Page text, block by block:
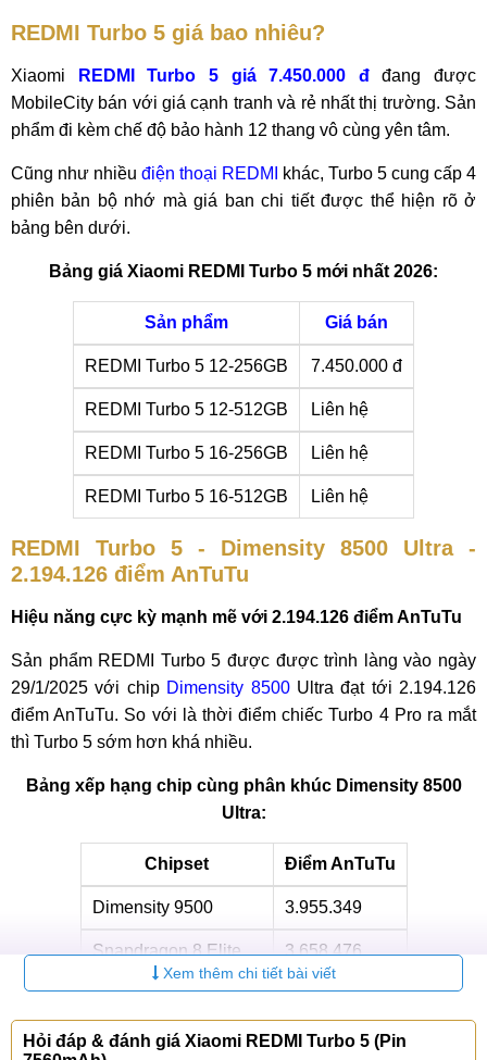
REDMI Turbo 5 giá bao nhiêu?
Xiaomi REDMI Turbo 5 giá 7.450.000 đđang được
MobileCity bán với giá cạnh tranh và rẻ nhất thị trường. Sản
phẩm đi kèm chế độ bảo hành 12 thang vô cùng yên tâm.
Cũng như nhiều điện thoại REDMI
khác, Turbo 5 cung cấp 4
phiên bản bộ nhớ mà giá ban chi tiết được thể hiện rõ ở
bảng bên dưới.
Bảng giá Xiaomi REDMI Turbo 5 mới nhất 2026:
Sản phẩm Giá bán
REDMI Turbo 5 12-256GB 7.450.000 đ
REDMI Turbo 5 12-512GB Liên hệ
REDMI Turbo 5 16-256GB Liên hệ
REDMI Turbo 5 16-512GB Liên hệ
REDMI Turbo 5 - Dimensity 8500 Ultra -
2.194.126 điểm AnTuTu
Hiệu năng cực kỳ mạnh mẽ với 2.194.126 điểm AnTuTu
Sản phẩm REDMI Turbo 5 được được trình làng vào ngày
29/1/2025 với chip Dimensity 8500Ultra đạt tới 2.194.126
điểm AnTuTu. So với là thời điểm chiếc Turbo 4 Pro ra mắt
thì Turbo 5 sớm hơn khá nhiều.
Bảng xếp hạng chip cùng phân khúc Dimensity 8500
Ultra:
Chipset Điểm AnTuTu
Dimensity 9500 3.955.349
Snapdragon 8 Elite 3.658.476
Dimensity 8500 Ultra 2.194.126
Dimensity 8400 1.914.244
Xem thêm chi tiết bài viết
Hỏi đáp & đánh giá Xiaomi REDMI Turbo 5 (Pin